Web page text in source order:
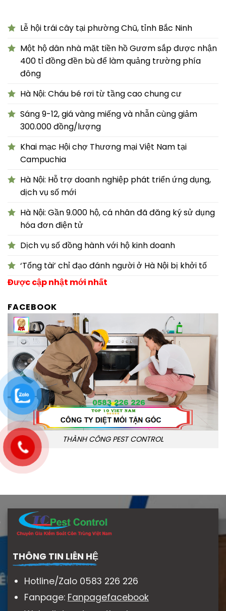
Lễ hội trái cây tại phường Chũ, tỉnh Bắc Ninh
Một hộ dân nhà mặt tiền hồ Gươm sắp được nhận
400 tỉ đồng đền bù để làm quảng trường phía
đông
Hà Nội: Cháu bé rơi từ tầng cao chung cư
Sáng 9-12, giá vàng miếng và nhẫn cùng giảm
300.000 đồng/lượng
Khai mạc Hội chợ Thương mại Việt Nam tại
Campuchia
Hà Nội: Hỗ trợ doanh nghiệp phát triển ứng dụng,
dịch vụ số mới
Hà Nội: Gần 9.000 hộ, cá nhân đã đăng ký sử dụng
hóa đơn điện tử
Dịch vụ số đồng hành với hộ kinh doanh
‘Tổng tài’ chỉ đạo đánh người ở Hà Nội bị khởi tố
Được cập nhật mới nhất
FACEBOOK
THÀNH CÔNG PEST CONTROL
THÔNG TIN LIÊN HỆ
Hotline/Zalo 0583 226 226
Fanpage: Fanpagefacebook